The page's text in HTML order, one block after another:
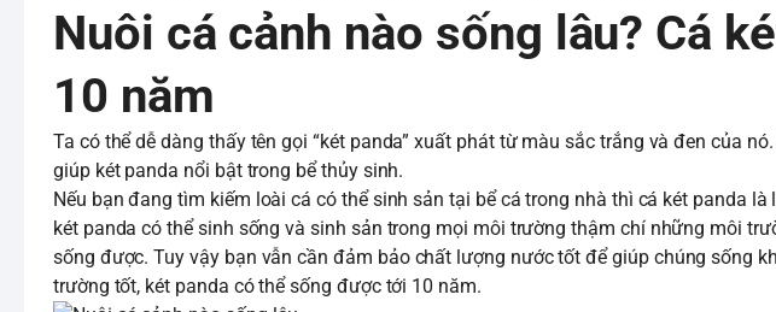
Nuôi cá cảnh nào sống lâu? Cá
10 năm
Ta có thể dễ dàng thấy tên gọi “két panda” xuất phát từ màu sắc trắng và đen của
giúp két panda nổi bật trong bể thủy sinh.
Nếu bạn đang tìm kiếm loài cá có thể sinh sản tại bể cá trong nhà thì cá két panda
két panda có thể sinh sống và sinh sản trong mọi môi trường thậm chí những môi
sống được. Tuy vậy bạn vẫn cần đảm bảo chất lượng nước tốt để giúp chúng sống
trường tốt, két panda có thể sống được tới 10 năm.